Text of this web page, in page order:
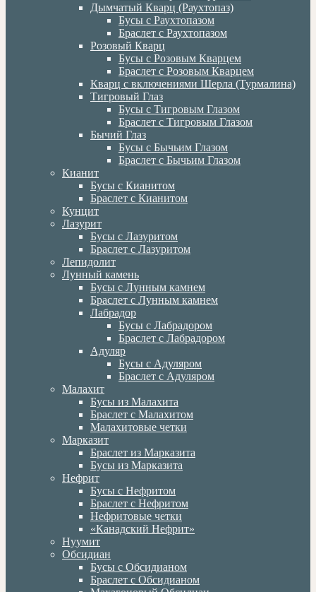
Дымчатый Кварц (Раухтопаз)
Бусы с Раухтопазом
Браслет с Раухтопазом
Розовый Кварц
Бусы с Розовым Кварцем
Браслет с Розовым Кварцем
Кварц с включениями Шерла (Турмалина)
Тигровый Глаз
Бусы с Тигровым Глазом
Браслет с Тигровым Глазом
Бычий Глаз
Бусы с Бычьим Глазом
Браслет с Бычьим Глазом
Кианит
Бусы с Кианитом
Браслет с Кианитом
Кунцит
Лазурит
Бусы с Лазуритом
Браслет с Лазуритом
Лепидолит
Лунный камень
Бусы с Лунным камнем
Браслет с Лунным камнем
Лабрадор
Бусы с Лабрадором
Браслет с Лабрадором
Адуляр
Бусы с Адуляром
Браслет с Адуляром
Малахит
Бусы из Малахита
Браслет с Малахитом
Малахитовые четки
Марказит
Браслет из Марказита
Бусы из Марказита
Нефрит
Бусы с Нефритом
Браслет с Нефритом
Нефритовые четки
«Канадский Нефрит»
Нуумит
Обсидиан
Бусы с Обсидианом
Браслет с Обсидианом